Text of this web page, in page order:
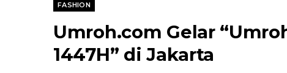
FASHION
Umroh.com Gelar
1447H” di Jakarta